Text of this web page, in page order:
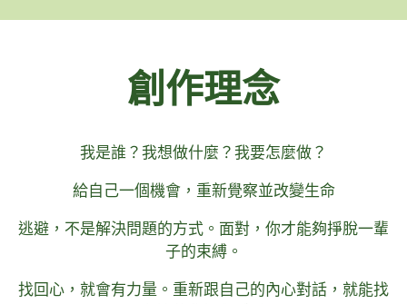
創作理念
我是誰？我想做什麼？我要怎麼做？
給自己一個機會，重新覺察並改變生命
逃避，不是解決問題的方式。面對，你才能夠掙脫一輩
子的束縛。
找回心，就會有力量。重新跟自己的內心對話，就能找